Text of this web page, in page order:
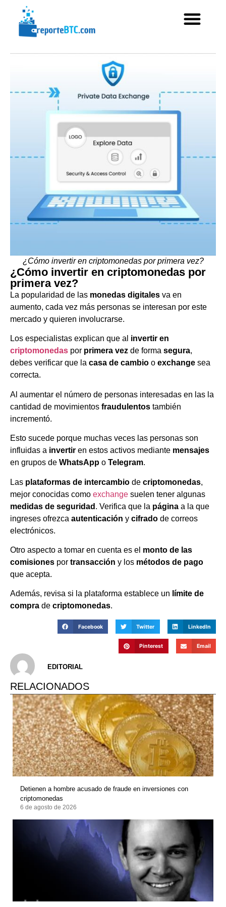
¿Cómo invertir en criptomonedas por primera vez?
¿Cómo invertir en criptomonedas por
primera vez?
La popularidad de las monedas digitales va en
aumento, cada vez más personas se interesan por este
mercado y quieren involucrarse.
Los especialistas explican que al invertir en
criptomonedas por primera vez de forma segura,
debes verificar que la casa de cambio o exchange sea
correcta.
Al aumentar el número de personas interesadas en las la
cantidad de movimientos fraudulentos también
incrementó.
Esto sucede porque muchas veces las personas son
influidas a invertir en estos activos mediante mensajes
en grupos de WhatsApp o Telegram.
Las plataformas de intercambio de criptomonedas,
mejor conocidas como exchange suelen tener algunas
medidas de seguridad . Verifica que la página a la que
ingreses ofrezca autenticación y cifrado de correos
electrónicos.
Otro aspecto a tomar en cuenta es el monto de las
comisiones por transacción y los métodos de pago
que acepta.
Además, revisa si la plataforma establece un límite de
compra de criptomonedas.
Facebook Twitter LinkedIn
Pinterest Email
EDITORIAL
RELACIONADOS
Detienen a hombre acusado de fraude en inversiones con
criptomonedas
6 de agosto de 2026